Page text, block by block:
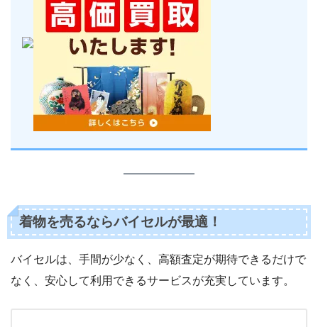
着物を売るならバイセルが最適！
バイセルは、手間が少なく、高額査定が期待できるだけで
なく、安心して利用できるサービスが充実しています。